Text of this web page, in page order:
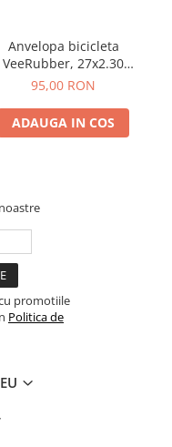
Anvelopa bicicleta
VeeRubber, 27x2.30
VRB-345, 27TPI,
Made in Thailanda
95,00 RON
ADAUGA IN COS
promotiile
Politica de